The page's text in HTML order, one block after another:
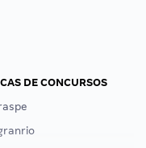
DE CONCURSOS